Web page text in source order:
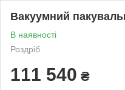
Вакуумний
В наявності
Роздріб
111 540 ₴